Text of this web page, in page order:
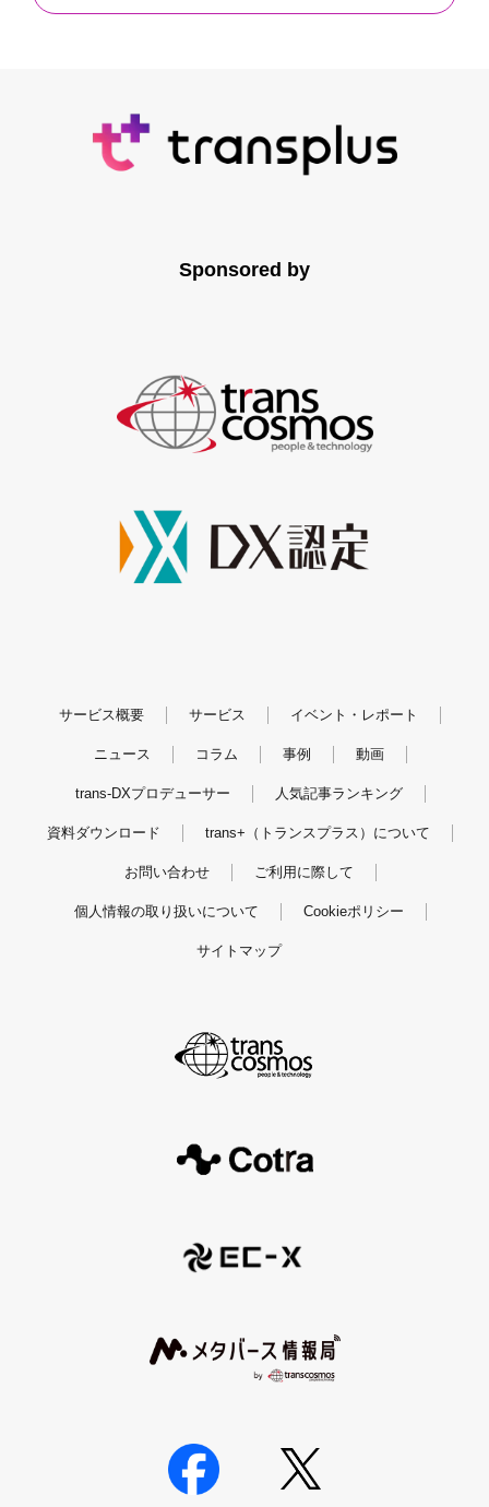
Sponsored by
サービス概要 サービス イベント・レポート
ニュース コラム 事例 動画
trans-DXプロデューサー 人気記事ランキング
資料ダウンロード trans+（トランスプラス）について
お問い合わせ ご利用に際して
個人情報の取り扱いについて Cookieポリシー
サイトマップ